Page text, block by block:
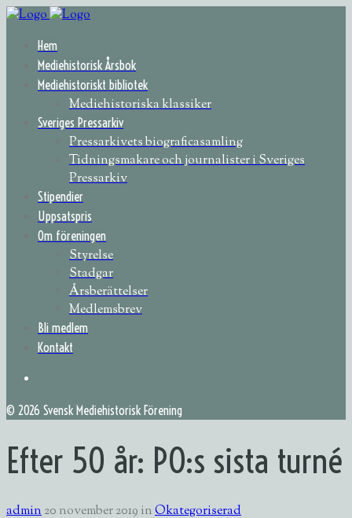
Hem
Mediehistorisk Årsbok
Mediehistoriskt bibliotek
Mediehistoriska klassiker
Sveriges Pressarkiv
Pressarkivets biograficasamling
Tidningsmakare och journalister i Sveriges
Pressarkiv
Stipendier
Uppsatspris
Om föreningen
Styrelse
Stadgar
Årsberättelser
Medlemsbrev
Bli medlem
Kontakt
© 2026 Svensk Mediehistorisk Förening
Efter 50 år: PO:s sista turné
admin20 november 2019 inOkategoriserad